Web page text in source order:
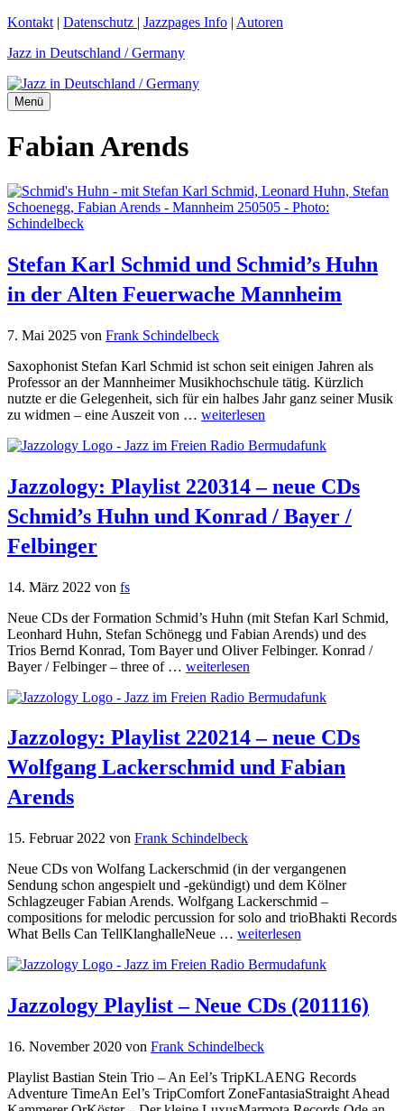
Zum
springen
Kontakt | Datenschutz | Jazzpages Info | Autoren
Jazz in Deutschland / Germany
Menü
Fabian Arends
Stefan Karl Schmid und Schmid’s Huhn
in der Alten Feuerwache Mannheim
7. Mai 2025 von Frank Schindelbeck
Saxophonist Stefan Karl Schmid ist schon seit einigen Jahren als
Professor an der Mannheimer Musikhochschule tätig. Kürzlich
nutzte er die Gelegenheit, sich für ein halbes Jahr ganz seiner Musik
zu widmen – eine Auszeit von … weiterlesen
Jazzology: Playlist 220314 – neue CDs
Schmid’s Huhn und Konrad / Bayer /
Felbinger
14. März 2022 von fs
Neue CDs der Formation Schmid’s Huhn (mit Stefan Karl Schmid,
Leonhard Huhn, Stefan Schönegg und Fabian Arends) und des
Trios Bernd Konrad, Tom Bayer und Oliver Felbinger. Konrad /
Bayer / Felbinger – three of … weiterlesen
Jazzology: Playlist 220214 – neue CDs
Wolfgang Lackerschmid und Fabian
Arends
15. Februar 2022 von Frank Schindelbeck
Neue CDs von Wolfang Lackerschmid (in der vergangenen
Sendung schon angespielt und -gekündigt) und dem Kölner
Schlagzeuger Fabian Arends. Wolfgang Lackerschmid –
compositions for melodic percussion for solo and trioBhakti Records
What Bells Can TellKlanghalleNeue … weiterlesen
Jazzology Playlist – Neue CDs (201116)
16. November 2020 von Frank Schindelbeck
Playlist Bastian Stein Trio – An Eel’s TripKLAENG Records
Adventure TimeAn Eel’s TripComfort ZoneFantasiaStraight Ahead